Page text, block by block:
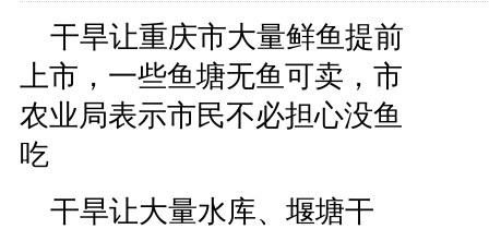
干旱让重庆市大量鲜鱼提前
上市，一些鱼塘无鱼可卖，市
农业局表示市民不必担心没鱼
吃
干旱让大量水库、堰塘干